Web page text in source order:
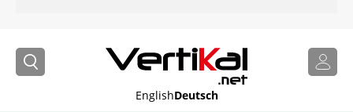
EnglishDeutsch